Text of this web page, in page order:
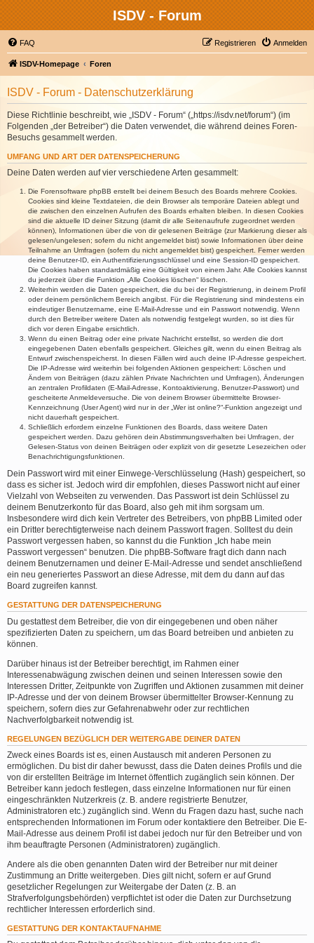
ISDV - Forum
FAQ Anmelden
Registrieren
ISDV-Homepage Foren
ISDV - Forum - Datenschutzerklärung
Diese Richtlinie beschreibt, wie „ISDV - Forum“ („https://isdv.net/forum“) (im
Folgenden „der Betreiber“) die Daten verwendet, die während deines Foren-
Besuchs gesammelt werden.
UMFANG UND ART DER DATENSPEICHERUNG
Deine Daten werden auf vier verschiedene Arten gesammelt:
Die Forensoftware phpBB erstellt bei deinem Besuch des Boards mehrere Cookies.
Cookies sind kleine Textdateien, die dein Browser als temporäre Dateien ablegt und
die zwischen den einzelnen Aufrufen des Boards erhalten bleiben. In diesen Cookies
sind die aktuelle ID deiner Sitzung (damit dir alle Seitenaufrufe zugeordnet werden
können), Informationen über die von dir gelesenen Beiträge (zur Markierung dieser als
gelesen/ungelesen; sofern du nicht angemeldet bist) sowie Informationen über deine
Teilnahme an Umfragen (sofern du nicht angemeldet bist) gespeichert. Ferner werden
deine Benutzer-ID, ein Authentifizierungsschlüssel und eine Session-ID gespeichert.
Die Cookies haben standardmäßig eine Gültigkeit von einem Jahr. Alle Cookies kannst
du jederzeit über die Funktion „Alle Cookies löschen“ löschen.
Weiterhin werden die Daten gespeichert, die du bei der Registrierung, in deinem Profil
oder deinem persönlichem Bereich angibst. Für die Registrierung sind mindestens ein
eindeutiger Benutzername, eine E-Mail-Adresse und ein Passwort notwendig. Wenn
durch den Betreiber weitere Daten als notwendig festgelegt wurden, so ist dies für
dich vor deren Eingabe ersichtlich.
Wenn du einen Beitrag oder eine private Nachricht erstellst, so werden die dort
eingegebenen Daten ebenfalls gespeichert. Gleiches gilt, wenn du einen Beitrag als
Entwurf zwischenspeicherst. In diesen Fällen wird auch deine IP-Adresse gespeichert.
Die IP-Adresse wird weiterhin bei folgenden Aktionen gespeichert: Löschen und
Ändern von Beiträgen (dazu zählen Private Nachrichten und Umfragen), Änderungen
an zentralen Profildaten (E-Mail-Adresse, Kontoaktivierung, Benutzer-Passwort) und
gescheiterte Anmeldeversuche. Die von deinem Browser übermittelte Browser-
Kennzeichnung (User Agent) wird nur in der „Wer ist online?“-Funktion angezeigt und
nicht dauerhaft gespeichert.
Schließlich erfordern einzelne Funktionen des Boards, dass weitere Daten
gespeichert werden. Dazu gehören dein Abstimmungsverhalten bei Umfragen, der
Gelesen-Status von deinen Beiträgen oder explizit von dir gesetzte Lesezeichen oder
Benachrichtigungsfunktionen.
Dein Passwort wird mit einer Einwege-Verschlüsselung (Hash) gespeichert, so
dass es sicher ist. Jedoch wird dir empfohlen, dieses Passwort nicht auf einer
Vielzahl von Webseiten zu verwenden. Das Passwort ist dein Schlüssel zu
deinem Benutzerkonto für das Board, also geh mit ihm sorgsam um.
Insbesondere wird dich kein Vertreter des Betreibers, von phpBB Limited oder
ein Dritter berechtigterweise nach deinem Passwort fragen. Solltest du dein
Passwort vergessen haben, so kannst du die Funktion „Ich habe mein
Passwort vergessen“ benutzen. Die phpBB-Software fragt dich dann nach
deinem Benutzernamen und deiner E-Mail-Adresse und sendet anschließend
ein neu generiertes Passwort an diese Adresse, mit dem du dann auf das
Board zugreifen kannst.
GESTATTUNG DER DATENSPEICHERUNG
Du gestattest dem Betreiber, die von dir eingegebenen und oben näher
spezifizierten Daten zu speichern, um das Board betreiben und anbieten zu
können.
Darüber hinaus ist der Betreiber berechtigt, im Rahmen einer
Interessenabwägung zwischen deinen und seinen Interessen sowie den
Interessen Dritter, Zeitpunkte von Zugriffen und Aktionen zusammen mit deiner
IP-Adresse und der von deinem Browser übermittelter Browser-Kennung zu
speichern, sofern dies zur Gefahrenabwehr oder zur rechtlichen
Nachverfolgbarkeit notwendig ist.
REGELUNGEN BEZÜGLICH DER WEITERGABE DEINER DATEN
Zweck eines Boards ist es, einen Austausch mit anderen Personen zu
ermöglichen. Du bist dir daher bewusst, dass die Daten deines Profils und die
von dir erstellten Beiträge im Internet öffentlich zugänglich sein können. Der
Betreiber kann jedoch festlegen, dass einzelne Informationen nur für einen
eingeschränkten Nutzerkreis (z. B. andere registrierte Benutzer,
Administratoren etc.) zugänglich sind. Wenn du Fragen dazu hast, suche nach
entsprechenden Informationen im Forum oder kontaktiere den Betreiber. Die E-
Mail-Adresse aus deinem Profil ist dabei jedoch nur für den Betreiber und von
ihm beauftragte Personen (Administratoren) zugänglich.
Andere als die oben genannten Daten wird der Betreiber nur mit deiner
Zustimmung an Dritte weitergeben. Dies gilt nicht, sofern er auf Grund
gesetzlicher Regelungen zur Weitergabe der Daten (z. B. an
Strafverfolgungsbehörden) verpflichtet ist oder die Daten zur Durchsetzung
rechtlicher Interessen erforderlich sind.
GESTATTUNG DER KONTAKTAUFNAHME